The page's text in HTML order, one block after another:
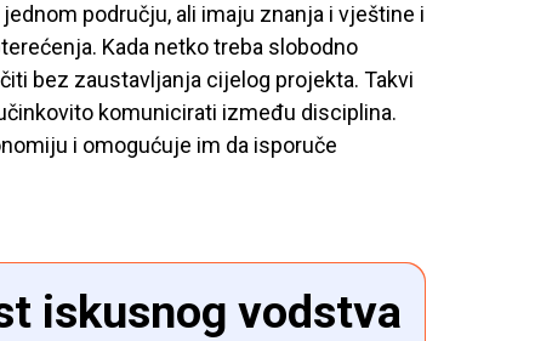
području, ali imaju znanja i vještine i
Kada netko treba slobodno
bez zaustavljanja cijelog projekta. Takvi
komunicirati između disciplina.
i omogućuje im da isporuče
iskusnog vodstva